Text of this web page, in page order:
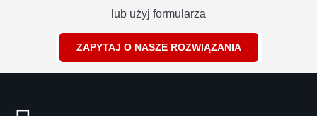
lub użyj formularza
ZAPYTAJ O NASZE ROZWIĄZANIA